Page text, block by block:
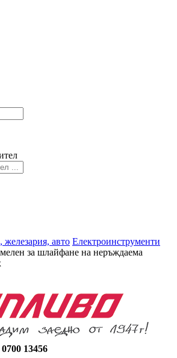
авто Електроинструменти
за шлайфане на неръждаема
0700 13456